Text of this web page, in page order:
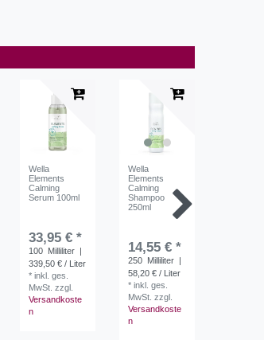
Wella
Elements
Calming
Serum 100ml
33,95 € *
100 Milliliter |
339,50 € / Liter
*inkl. ges.
MwSt. zzgl.
Versandkoste
n
Wella
Elements
Calming
Shampoo
250ml
14,55 € *
250 Milliliter |
58,20 € / Liter
*inkl. ges.
MwSt. zzgl.
Versandkoste
n